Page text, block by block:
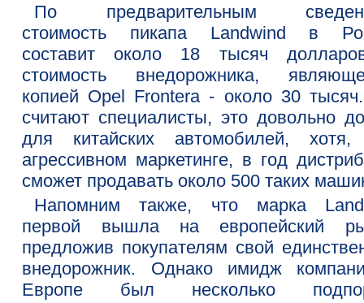
По предварительным
стоимость пикапа Landwind в
составит около 18 тысяч
стоимость внедорожника,
копией Opel Frontera - около 30
считают специалисты, это довольно
для китайских автомобилей,
агрессивном маркетинге, в год
сможет продавать около 500 таких
Напомним также, что марка
первой вышла на европейский
предложив покупателям свой
внедорожник. Однако имидж
Европе был несколько